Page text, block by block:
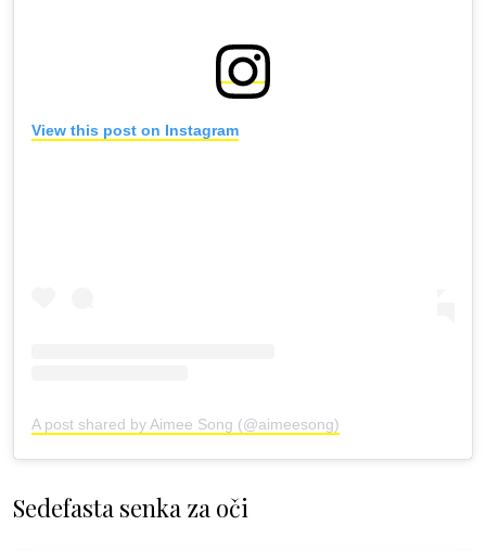
View this post on Instagram
A post shared by Aimee Song (@aimeesong)
Sedefasta senka za oči